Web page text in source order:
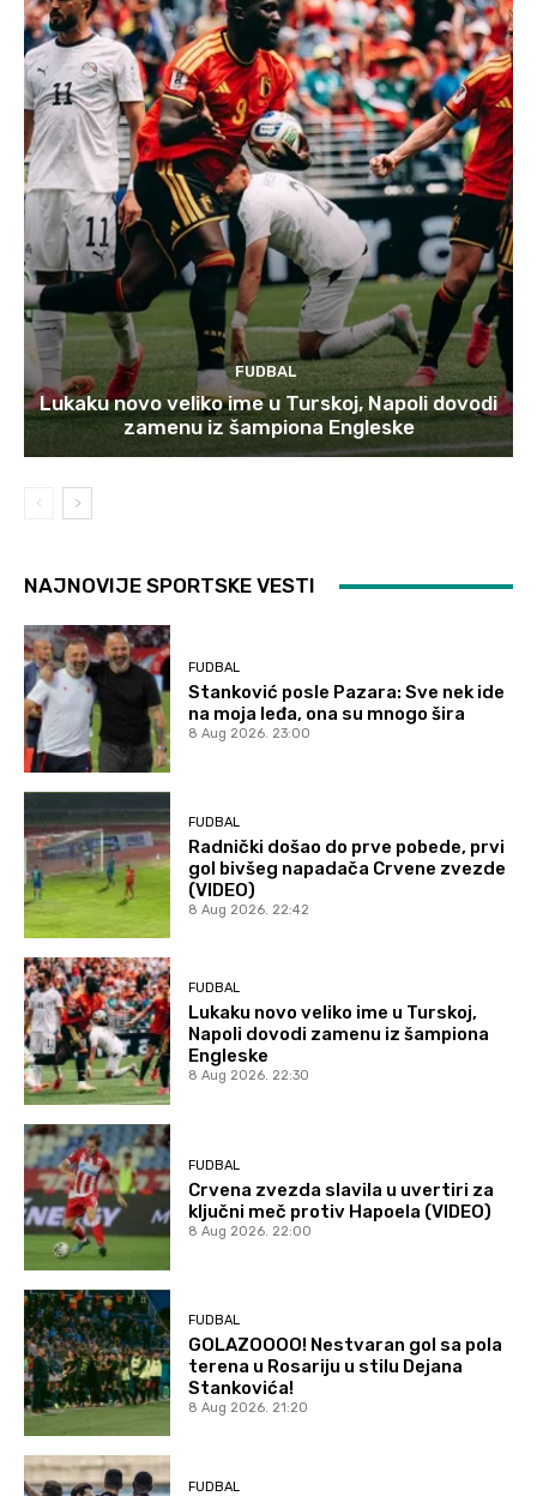
FUDBAL
Lukaku novo veliko ime u Turskoj, Napoli dovodi
zamenu iz šampiona Engleske
NAJNOVIJE SPORTSKE VESTI
FUDBAL
Stanković posle Pazara: Sve nek ide
na moja leđa, ona su mnogo šira
8 Aug 2026. 23:00
FUDBAL
Radnički došao do prve pobede, prvi
gol bivšeg napadača Crvene zvezde
(VIDEO)
8 Aug 2026. 22:42
FUDBAL
Lukaku novo veliko ime u Turskoj,
Napoli dovodi zamenu iz šampiona
Engleske
8 Aug 2026. 22:30
FUDBAL
Crvena zvezda slavila u uvertiri za
ključni meč protiv Hapoela (VIDEO)
8 Aug 2026. 22:00
FUDBAL
GOLAZOOOO! Nestvaran gol sa pola
terena u Rosariju u stilu Dejana
Stankovića!
8 Aug 2026. 21:20
FUDBAL